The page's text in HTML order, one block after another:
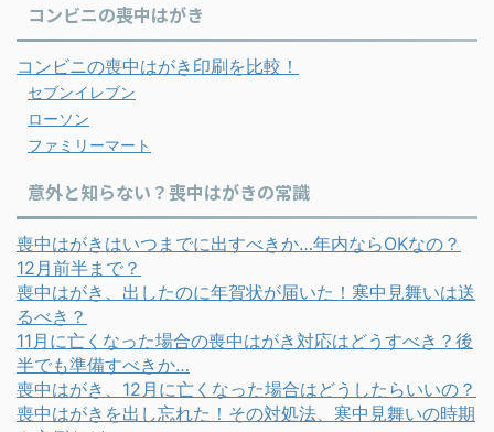
コンビニの喪中はがき
コンビニの喪中はがき印刷を比較！
セブンイレブン
ローソン
ファミリーマート
意外と知らない？喪中はがきの常識
喪中はがきはいつまでに出すべきか…年内ならOKなの？
12月前半まで？
喪中はがき、出したのに年賀状が届いた！寒中見舞いは送
るべき？
11月に亡くなった場合の喪中はがき対応はどうすべき？後
半でも準備すべきか…
喪中はがき、12月に亡くなった場合はどうしたらいいの？
喪中はがきを出し忘れた！その対処法、寒中見舞いの時期